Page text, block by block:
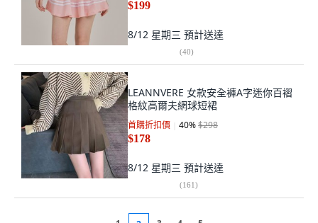
$199
8/12 星期三 預計送達
(40)
LEANNVERE 女款安全褲A字迷你百褶
格紋高爾夫網球短裙
首購折扣價 40%$298
$178
8/12 星期三 預計送達
(161)